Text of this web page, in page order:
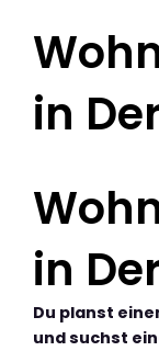
in
in
Du planst
und suchst